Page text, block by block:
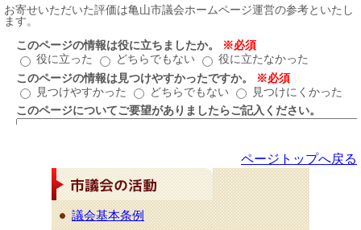
ページトップへ戻る
議会基本条例